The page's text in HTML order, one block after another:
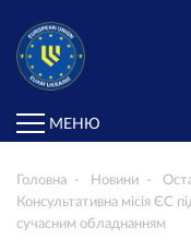
МЕНЮ
Головна Новини
Консультативна місія ЄС
сучасним обладнанням